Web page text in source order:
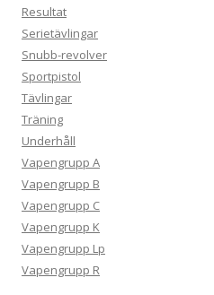
Resultat
Serietävlingar
Snubb-revolver
Sportpistol
Tävlingar
Träning
Underhåll
Vapengrupp A
Vapengrupp B
Vapengrupp C
Vapengrupp K
Vapengrupp Lp
Vapengrupp R